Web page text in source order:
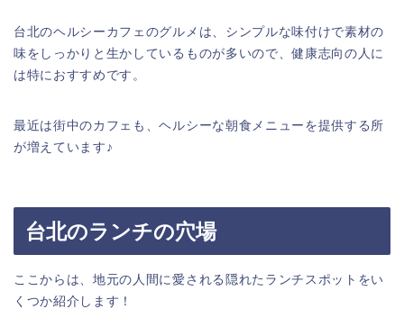
台北のヘルシーカフェのグルメは、シンプルな味付けで素材の
味をしっかりと生かしているものが多いので、健康志向の人に
は特におすすめです。
最近は街中のカフェも、ヘルシーな朝食メニューを提供する所
が増えています♪
台北のランチの穴場
ここからは、地元の人間に愛される隠れたランチスポットをい
くつか紹介します！